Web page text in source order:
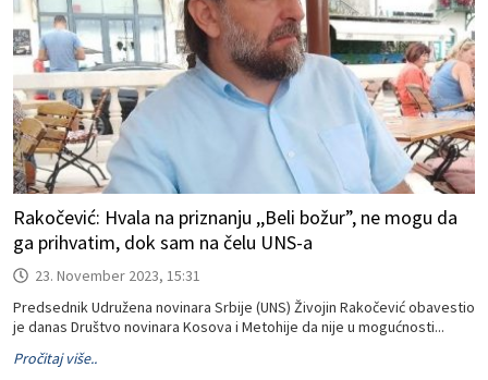
Rakočević: Hvala na priznanju ,,Beli božur”, ne mogu da
ga prihvatim, dok sam na čelu UNS-a
23. November 2023, 15:31
Predsednik Udružena novinara Srbije (UNS) Živojin Rakočević obavestio
je danas Društvo novinara Kosova i Metohije da nije u mogućnosti...
Pročitaj više..